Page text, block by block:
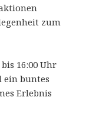
zum
16:00 Uhr
ein buntes
Erlebnis